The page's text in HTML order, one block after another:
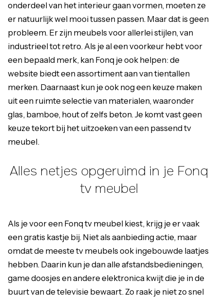
onderdeel van het interieur gaan vormen, moeten ze
er natuurlijk wel mooi tussen passen. Maar dat is geen
probleem. Er zijn meubels voor allerlei stijlen, van
industrieel tot retro. Als je al een voorkeur hebt voor
een bepaald merk, kan Fonq je ook helpen: de
website biedt een assortiment aan van tientallen
merken. Daarnaast kun je ook nog een keuze maken
uit een ruimte selectie van materialen, waaronder
glas, bamboe, hout of zelfs beton. Je komt vast geen
keuze tekort bij het uitzoeken van een passendtv
meubel.
Alles netjes opgeruimd in je Fonq
tv meubel
Als je voor een Fonq tv meubel kiest, krijg je er vaak
een gratis kastje bij. Niet als aanbieding actie, maar
omdat de meeste tv meubels ook ingebouwde laatjes
hebben. Daarin kun je dan alle afstandsbedieningen,
game doosjes en andere elektronica kwijt die je in de
buurt van de televisie bewaart. Zo raak je niet zo snel